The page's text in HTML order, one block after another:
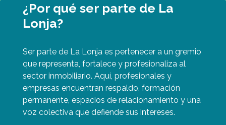
¿Por qué ser parte de La
Lonja?
Ser parte de La Lonja es pertenecer a un gremio
que representa, fortalece y profesionaliza al
sector inmobiliario. Aquí, profesionales y
empresas encuentran respaldo, formación
permanente, espacios de relacionamiento y una
voz colectiva que defiende sus intereses.